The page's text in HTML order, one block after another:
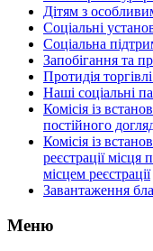
Дітям з
Соціальні
Соціальна
Запобігання та
Протидія
Наші соціальні
Комісія із
постійного
Комісія із
реєстрації
місцем реєстрації
Завантаження
Меню